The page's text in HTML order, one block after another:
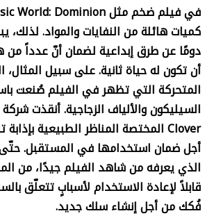
في فيلم ضخم مثلWorld: Dominion
كميات هائلة من النفايات والمواد. لذلك،
دومًا عن طرق إبداعية لضمان أنّ عدداً من
أن تكون له حياة ثانية. على سبيل المثال،
المتحركة التي تظهر في الفيلم صُنعت
السيليكون والألياف الزجاجية. أنقذت
Cloverالمختصة المناظر الطبيعية
أجل ضمان استخدامها في المستقبل. حتّى
الذي يعرفه من شاهد الفيلم جيدًا، من
قابلاً لإعادة الاستخدام لأسبابٍ تتعلّق
فُكك من أجل إنشاء سلك جديد.